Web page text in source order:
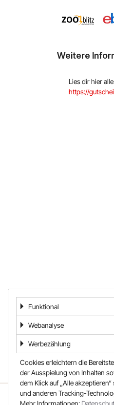
Weitere
Lies dir hier
https://
Funktional
Webanalyse
Werbezählung
Cookies erleichtern die
der Ausspielung von Inhalten
dem Klick auf „Alle
und anderen Tracking-
Mehr Informationen: